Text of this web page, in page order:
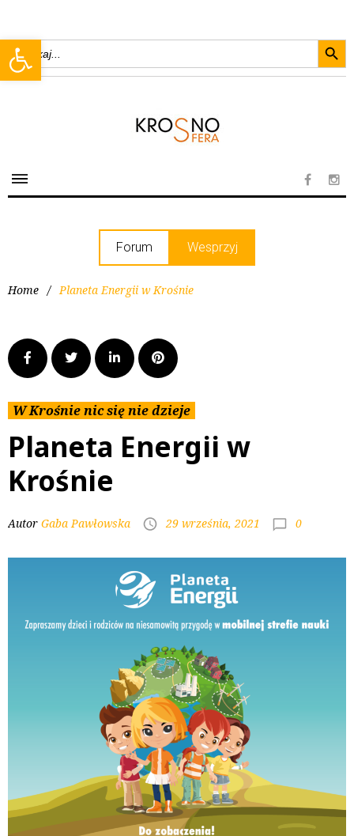
Open toolbar
Search
for:
Forum Wesprzyj
Home / Planeta Energii w Krośnie
W Krośnie nic się nie dzieje
Planeta Energii w
Krośnie
Autor Gaba Pawłowska 29 września, 2021 0